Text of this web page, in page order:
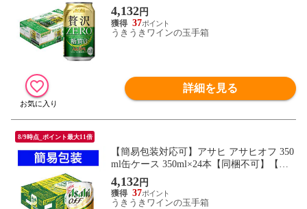
引不可】
4,132円
37
うきうきワインの玉手箱
詳細を見る
8/9時点_ポイント最大11倍
【簡易包装対応可】アサヒ アサヒオフ 350
ml缶ケース 350ml×24本【同梱不可】【代
引不可】
4,132円
37
うきうきワインの玉手箱